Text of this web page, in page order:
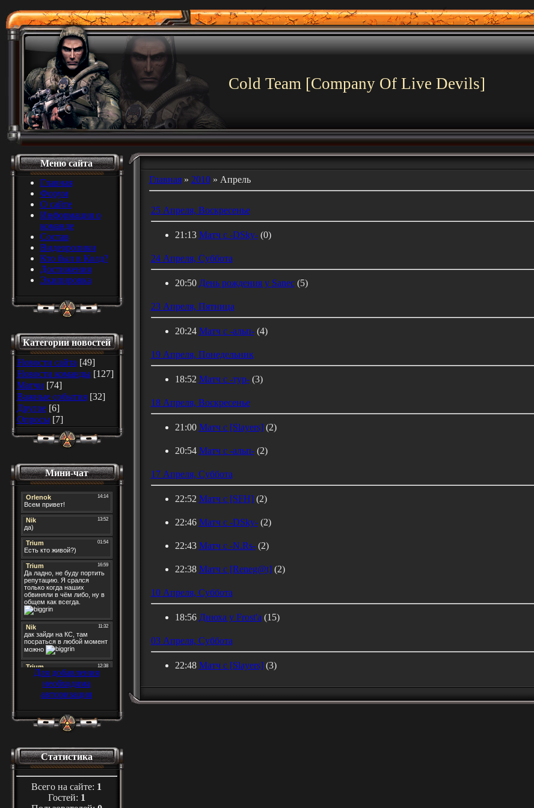
Cold Team [Company Of Live Devils]
Меню сайта
Главная
Форум
О сайте
Информация о
команде
Состав
Видеоролики
Кто был в Колд?
Достижения
Экипировка
Категории новостей
Новости сайта [49]
Новости команды [127]
Матчи [74]
Важные события [32]
Другое [6]
Опросы [7]
Мини-чат
Для добавления
необходима
авторизация
Статистика
Всего на сайте: 1
Гостей: 1
Главная» 2010 » Апрель
25 Апреля, Воскресенье
21:13 Матч с -DSky- (0)
24 Апреля, Суббота
20:50 День рождения у Sanec (5)
23 Апреля, Пятница
20:24 Матч с -альп- (4)
19 Апреля, Понедельник
18:52 Матч с -тур- (3)
18 Апреля, Воскресенье
21:00 Матч с [Slayers] (2)
20:54 Матч с -альп- (2)
17 Апреля, Суббота
22:52 Матч с [SFH] (2)
22:46 Матч с -DSky- (2)
22:43 Матч с -N.Rs- (2)
22:38 Матч с [Reneg@t] (2)
10 Апреля, Суббота
18:56 Днюха у Frost'а (15)
03 Апреля, Суббота
22:48 Матч с [Slayers] (3)